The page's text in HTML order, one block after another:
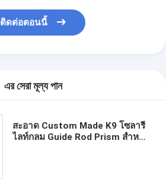
ติดต่อตอนนี้
এর সেরা মূল্য পান
สะอาด Custom Made K9 โซลารี
ไลท์กลม Guide Rod Prism สําหรับ